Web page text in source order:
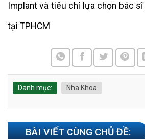
Implant và tiêu chí lựa chọn bác
tại TPHCM
Danh mục: Nha Khoa
BÀI VIẾT CÙNG CHỦ ĐỀ: